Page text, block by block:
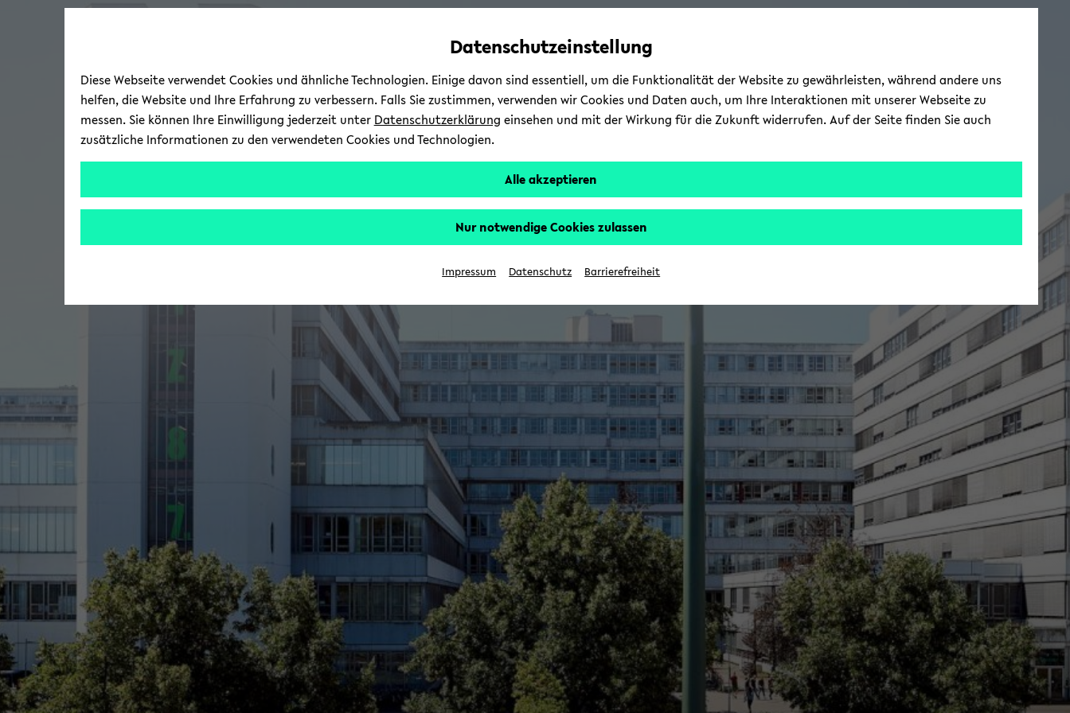
Automatische
vermeiden
zum
wechseln
zum
wechseln
zum
wechseln
Datenschutzeinstellung
Diese Webseite verwendet Cookies und ähnliche Technologien. Einige davon sind essentiell, um die Funktionalität der Website zu gewährleisten, während andere uns
helfen, die Website und Ihre Erfahrung zu verbessern. Falls Sie zustimmen, verwenden wir Cookies und Daten auch, um Ihre Interaktionen mit unserer Webseite zu
messen. Sie können Ihre Einwilligung jederzeit unter Datenschutzerklärung einsehen und mit der Wirkung für die Zukunft widerrufen. Auf der Seite finden Sie auch
zusätzliche Informationen zu den verwendeten Cookies und Technologien.
Alle akzeptieren
Nur notwendige Cookies zulassen
Impressum Datenschutz Barrierefreiheit